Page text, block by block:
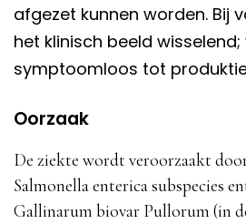
afgezet kunnen worden. Bij
het klinisch beeld
symptoomloos tot
Oorzaak
De ziekte wordt veroorzaakt
Salmonella enterica subspecies
Gallinarum biovar Pullorum (in